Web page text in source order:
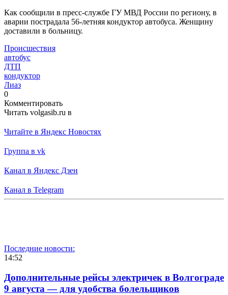
Как сообщили в пресс-службе ГУ МВД России по региону, в
аварии пострадала 56-летняя кондуктор автобуса. Женщину
доставили в больницу.
Происшествия
автобус
ДТП
кондуктор
Лиаз
0
Комментировать
Читать volgasib.ru в
Читайте в Яндекс Новостях
Группа в vk
Канал в Яндекс Дзен
Канал в Telegram
Последние новости:
14:52
Дополнительные рейсы электричек в Волгограде
9 августа — для удобства болельщиков